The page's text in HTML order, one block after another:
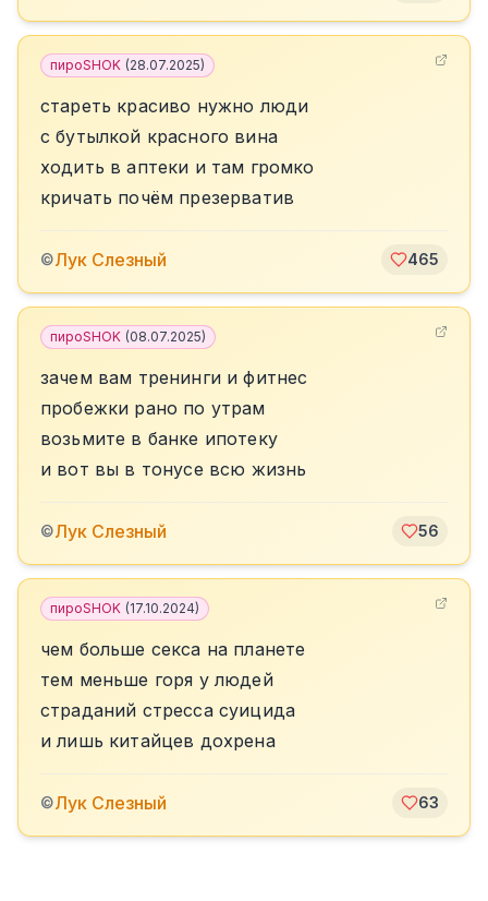
пироSHOK (28.07.2025)
стареть красиво нужно люди
с бутылкой красного вина
ходить в аптеки и там громко
кричать почëм презерватив
©Лук Слезный 465
пироSHOK (08.07.2025)
зачем вам тренинги и фитнес
пробежки рано по утрам
возьмите в банке ипотеку
и вот вы в тонусе всю жизнь
©Лук Слезный 56
пироSHOK (17.10.2024)
чем больше секса на планете
тем меньше горя у людей
страданий стресса суицида
и лишь китайцев дохрена
©Лук Слезный 63